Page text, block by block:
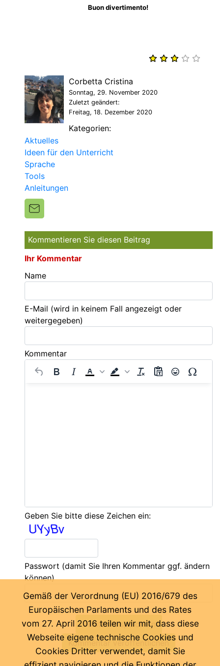
Buon divertimento!
Corbetta Cristina
Sonntag, 29. November 2020
Zuletzt geändert:
Freitag, 18. Dezember 2020
Kategorien:
Aktuelles
Ideen für den Unterricht
Sprache
Tools
Anleitungen
Kommentieren Sie diesen Beitrag
Ihr Kommentar
Name
E-Mail (wird in keinem Fall angezeigt oder
weitergegeben)
Kommentar
Geben Sie bitte diese Zeichen ein:
Passwort (damit Sie Ihren Kommentar ggf. ändern
können)
Gemäß der Verordnung (EU) 2016/679 des
Europäischen Parlaments und des Rates
vom 27. April 2016 teilen wir mit, dass diese
Webseite eigene technische Cookies und
Cookies Dritter verwendet, damit Sie